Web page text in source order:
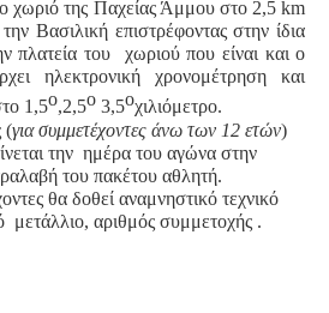
χωριό της Παχείας Άμμου στο 2,5 km
Βασιλική επιστρέφοντας στην ίδια
πλατεία του
χωριού που είναι και ο
ηλεκτρονική χρονομέτρηση και
1,5ο,2,5ο 3,5οχιλιόμετρο.
(για συμμετέχοντες άνω των 12 ετών)
την ημέρα του αγώνα στην
του πακέτου αθλητή.
θα δοθεί αναμνηστικό τεχνικό
μετάλλιο, αριθμός συμμετοχής .